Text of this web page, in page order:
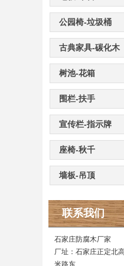
公园椅-垃圾桶
古典家具-碳化木
树池-花箱
围栏-扶手
宣传栏-指示牌
座椅-秋千
墙板-吊顶
联系我们
石家庄防腐木厂家
厂址：石家庄正定北
米路东